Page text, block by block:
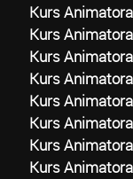
Kurs
Kurs
Kurs
Kurs
Kurs
Kurs
Kurs
Kurs